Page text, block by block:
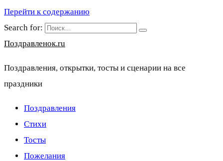
Перейти к содержанию
Search for:
Поздравленок.ru
Поздравления, открытки, тосты и сценарии на все
праздники
Поздравления
Стихи
Тосты
Пожелания